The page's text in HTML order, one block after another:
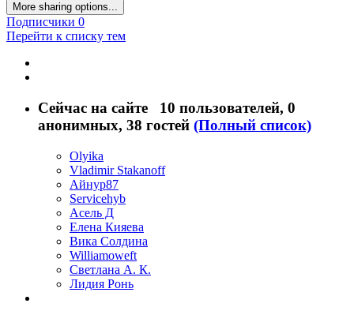
More sharing options...
Подписчики 0
Перейти к списку тем
Сейчас на сайте 10 пользователей, 0
анонимных, 38 гостей (Полный список)
Olyika
Vladimir Stakanoff
Айнур87
Servicehyb
Асель Д
Елена Кияева
Вика Солдина
Williamoweft
Светлана А. К.
Лидия Ронь